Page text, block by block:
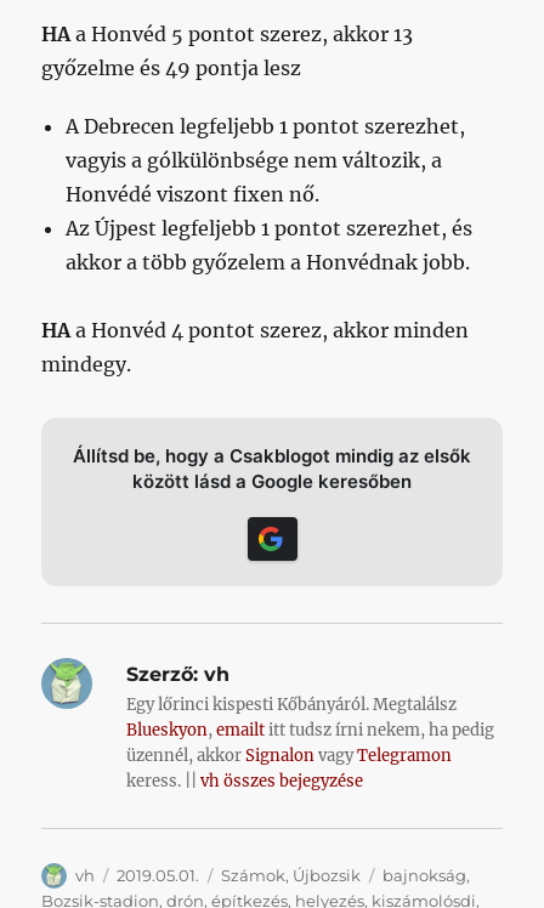
HAa Honvéd 5 pontot szerez, akkor 13
győzelme és 49 pontja lesz
A Debrecen legfeljebb 1 pontot szerezhet,
vagyis a gólkülönbsége nem változik, a
Honvédé viszont fixen nő.
Az Újpest legfeljebb 1 pontot szerezhet, és
akkor a több győzelem a Honvédnak jobb.
HAa Honvéd 4 pontot szerez, akkor minden
mindegy.
Állítsd be, hogy a Csakblogot mindig az elsők
között lásd a Google keresőben
Szerző: vh
Egy lőrinci kispesti Kőbányáról. Megtalálsz
Blueskyon,emailtitt tudsz írni nekem, ha pedig
üzennél, akkorSignalonvagyTelegramon
keress. ||vh összes bejegyzése
Szerző
vh Közzétéve
2019.05.01. Kategória
Számok, Újbozsik Címke
bajnokság,
Bozsik-stadion,drón,építkezés, helyezés, kiszámolósdi,